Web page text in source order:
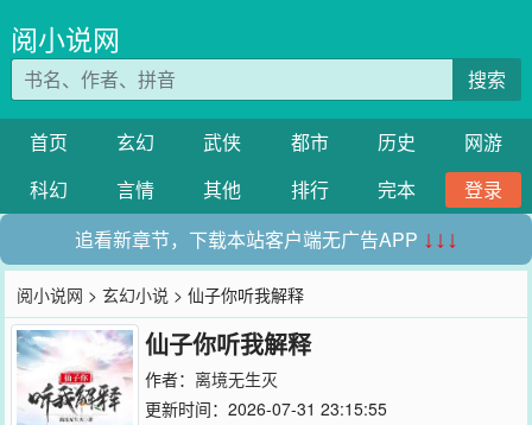
阅小说网
搜索
首页 玄幻 武侠 都市 历史
网游
科幻
言情 其他 排行 完本
登录
追看新章节，下载本站客户端无广告APP ↓↓↓
阅小说网 >玄幻小说 > 仙子你听我解释
仙子你听我解释
作者： 离境无生灭
更新时间：2026-07-31 23:15:55